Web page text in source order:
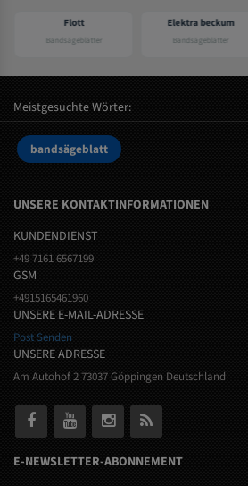
Flott
Bandsägeblätter
Elektra beckum
Bandsägeblätter
Meistgesuchte Wörter:
bandsägeblatt
UNSERE KONTAKTINFORMATIONEN
KUNDENDIENST
+49 7161 6567199
GSM
+4915165461960
UNSERE E-MAIL-ADRESSE
Post Senden
UNSERE ADRESSE
Am Autohof 2 73037 Göppingen Deutschland
E-NEWSLETTER-ABONNEMENT